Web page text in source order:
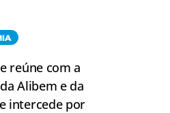
reúne com a
Alibem e da
intercede por